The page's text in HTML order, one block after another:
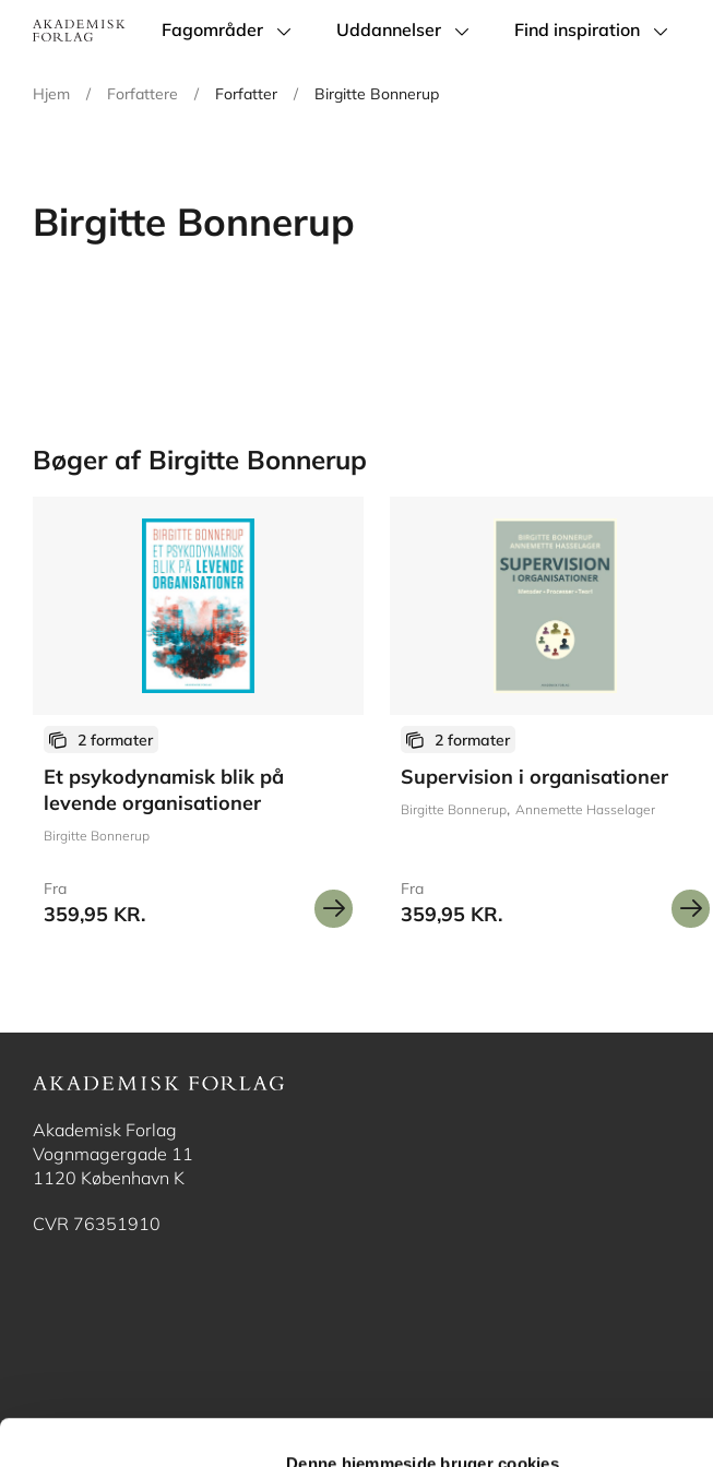
Denne hjemmeside bruger cookies
Main
Fagområder Uddannelser Find inspiration
Hjem / Forfattere / Forfatter / Birgitte Bonnerup
Birgitte Bonnerup
Bøger af Birgitte Bonnerup
2 formater
Et psykodynamisk blik på
levende organisationer
Birgitte Bonnerup
Fra
359,95 KR.
2 formater
Supervision i organisationer
Birgitte Bonnerup Annemette Hasselager
Fra
359,95 KR.
Akademisk Forlag
Vognmagergade 11
1120 København K
CVR 76351910